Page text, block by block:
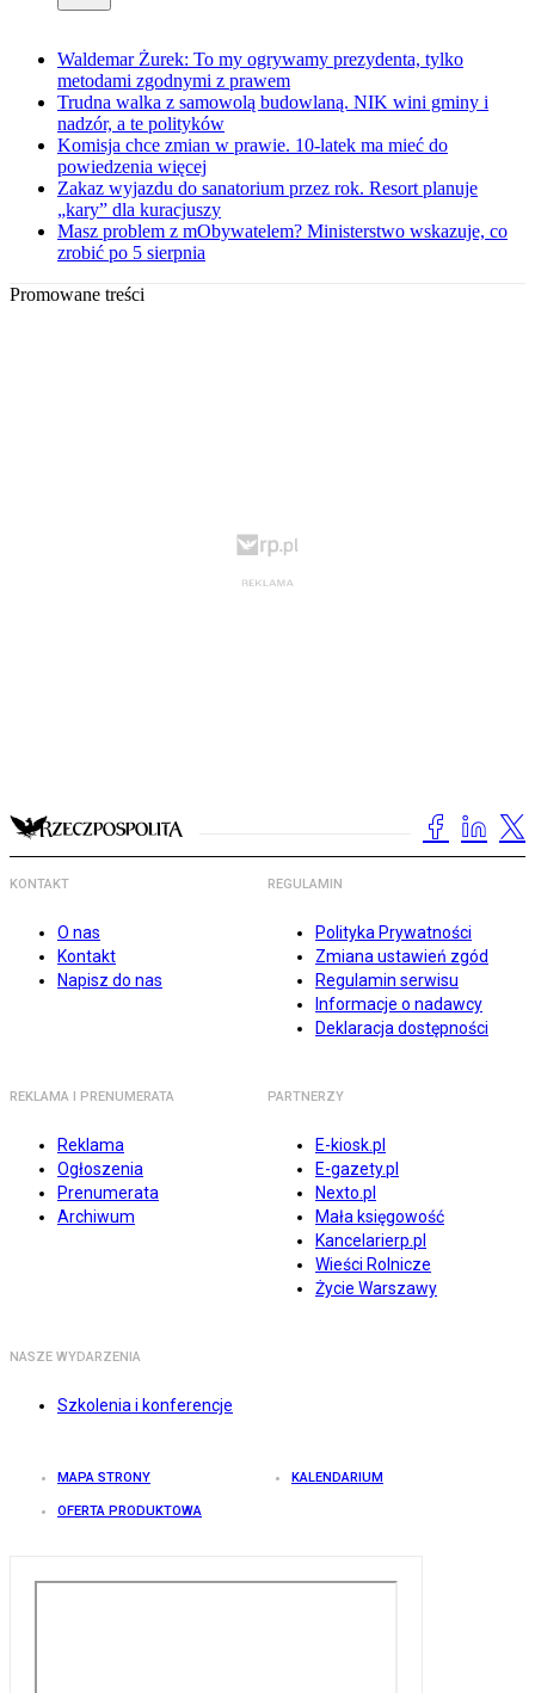
Waldemar Żurek: To my ogrywamy prezydenta, tylko
metodami zgodnymi z prawem
Trudna walka z samowolą budowlaną. NIK wini gminy i
nadzór, a te polityków
Komisja chce zmian w prawie. 10-latek ma mieć do
powiedzenia więcej
Zakaz wyjazdu do sanatorium przez rok. Resort planuje
„kary” dla kuracjuszy
Masz problem z mObywatelem? Ministerstwo wskazuje, co
zrobić po 5 sierpnia
Promowane treści
KONTAKT
O nas
Kontakt
Napisz do nas
REGULAMIN
Polityka Prywatności
Zmiana ustawień zgód
Regulamin serwisu
Informacje o nadawcy
Deklaracja dostępności
REKLAMA I PRENUMERATA
Reklama
Ogłoszenia
Prenumerata
Archiwum
PARTNERZY
E-kiosk.pl
E-gazety.pl
Nexto.pl
Mała księgowość
Kancelarierp.pl
Wieści Rolnicze
Życie Warszawy
NASZE WYDARZENIA
Szkolenia i konferencje
MAPA STRONY KALENDARIUM
OFERTA PRODUKTOWA